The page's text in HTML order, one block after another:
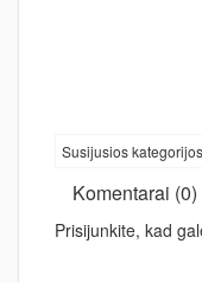
Susijusios
Komentarai (0)
Prisijunkite, kad